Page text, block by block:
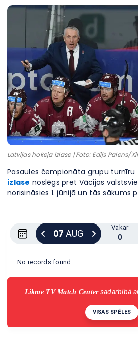
Latvijas hokeja izlase | Foto: Edijs Palens/
Pasaules čempionāta grupu turnīru
izlase noslēgs pret Vācijas
norisināsies 1. jūnijā un tās sākums
07 AUG
Vakar
0
No records found
Likme TV Match Centersadarbībā
VISAS SPĒLES